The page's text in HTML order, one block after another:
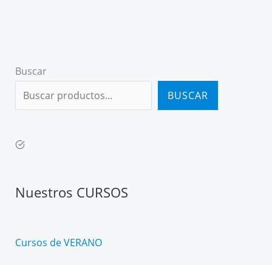
Buscar
BUSCAR
Nuestros CURSOS
Cursos de VERANO